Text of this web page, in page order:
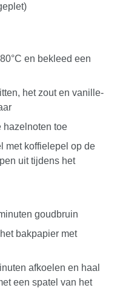
en bekleed een
het zout en vanille-
hazelnoten toe
met koffielepel op de
uit tijdens het
goudbruin
bakpapier met
afkoelen en haal
een spatel van het